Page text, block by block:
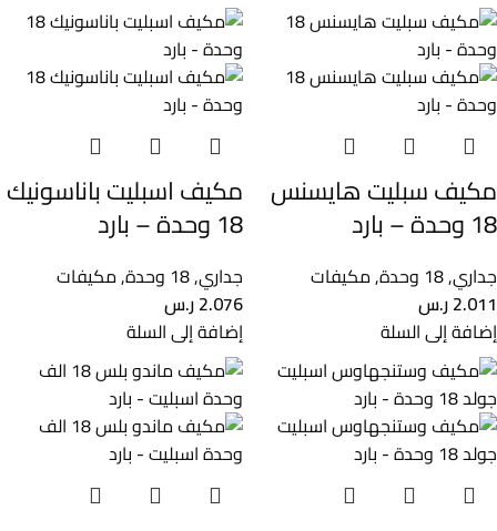
مكيف سبليت هايسنس
18 وحدة – بارد
جداري,18 وحدة ,مكيفات
2.011ر.س
إضافة إلى السلة
مكيف اسبليت باناسونيك
18 وحدة – بارد
جداري,18 وحدة ,مكيفات
2.076ر.س
إضافة إلى السلة